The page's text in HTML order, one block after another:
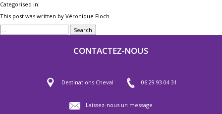
Categorised in:
This post was written by Véronique Floch
Search
CONTACTEZ-NOUS
Destinations Cheval 06 29 93 04 31
Laissez-nous un message